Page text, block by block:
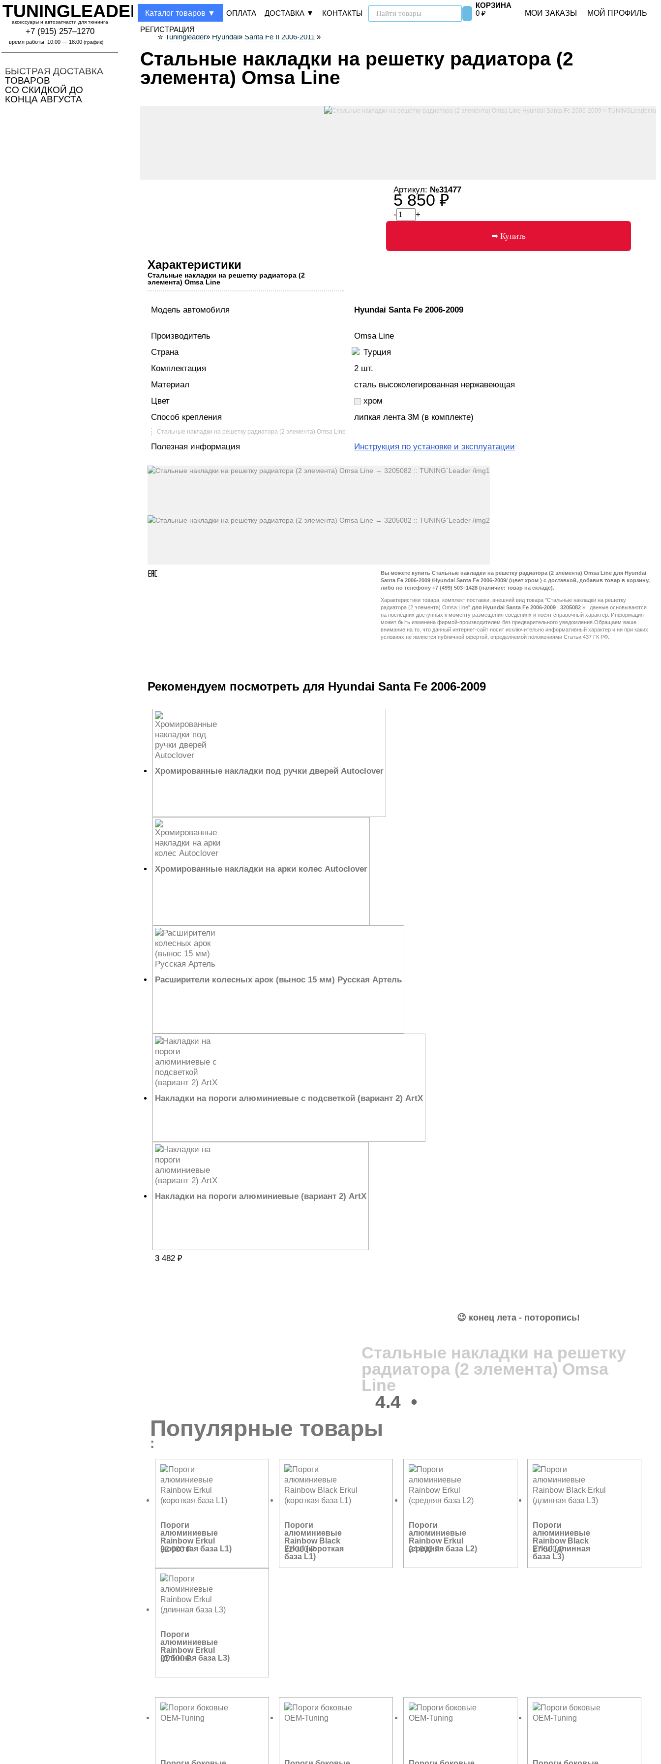
TUNINGLEADER
аксессуары и автозапчасти для тюнинга
+7 (915) 257–1270
время работы: 10:00 — 18:00 (график)
БЫСТРАЯ ДОСТАВКА
ТОВАРОВ
СО СКИДКОЙ ДО
КОНЦА АВГУСТА
Каталог товаров ▼ ОПЛАТА ДОСТАВКА ▼ КОНТАКТЫ
КОРЗИНА
0 ₽ МОИ ЗАКАЗЫ МОЙ ПРОФИЛЬ
РЕГИСТРАЦИЯ
✮ Tuningleader» Hyundai» Santa Fe II 2006-2011 »
Стальные накладки на решетку радиатора (2
элемента) Omsa Line
Артикул: №31477
5 850 ₽
- +
Характеристики
Стальные накладки на решетку радиатора (2
элемента) Omsa Line
Модель автомобиля Hyundai Santa Fe 2006-2009
Производитель
Omsa Line
Страна
Турция
Комплектация
2 шт.
Материал
сталь высоколегированная нержавеющая
Цвет
хром
Способ крепления
липкая лента 3M (в комплекте)
Стальные накладки на решетку радиатора (2 элемента) Omsa Line
Полезная информация Инструкция по установке и эксплуатации
Вы можете купить Стальные накладки на решетку радиатора (2 элемента) Omsa Line для Hyundai
Santa Fe 2006-2009 /Hyundai Santa Fe 2006-2009/ (цвет хром ) с доставкой, добавив товар в корзину,
либо по телефону +7 (499) 503–1428 (наличие: товар на складе).
Характеристики товара, комплект поставки, внешний вид товара "Стальные накладки на решетку
радиатора (2 элемента) Omsa Line" для Hyundai Santa Fe 2006-2009 | 3205082 »
Рекомендуем посмотреть для Hyundai Santa Fe 2006-2009
Хромированные накладки под ручки дверей Autoclover
5 544₽
Хромированные накладки на арки колес Autoclover
17 802₽
Расширители колесных арок (вынос 15 мм) Русская Артель
13 076₽
Накладки на пороги алюминиевые с подсветкой (вариант 2) ArtX
10 848
Накладки на пороги алюминиевые (вариант 2) ArtX
3 482 ₽
😉 конец лета - поторопись!
Стальные накладки на решетку
радиатора (2 элемента) Omsa
Line
4.4•
Популярные товары
:
Пороги
алюминиевые
Rainbow Erkul
(короткая база L1)
22 000₽
Пороги
алюминиевые
Rainbow Black
Erkul (короткая
база L1)
22 000₽
Пороги
алюминиевые
Rainbow Erkul
(средняя база L2)
24 000₽
Пороги
алюминиевые
Rainbow Black
Erkul (длинная
база L3)
27 500₽
Пороги
алюминиевые
Rainbow Erkul
(длинная база L3)
27 500₽